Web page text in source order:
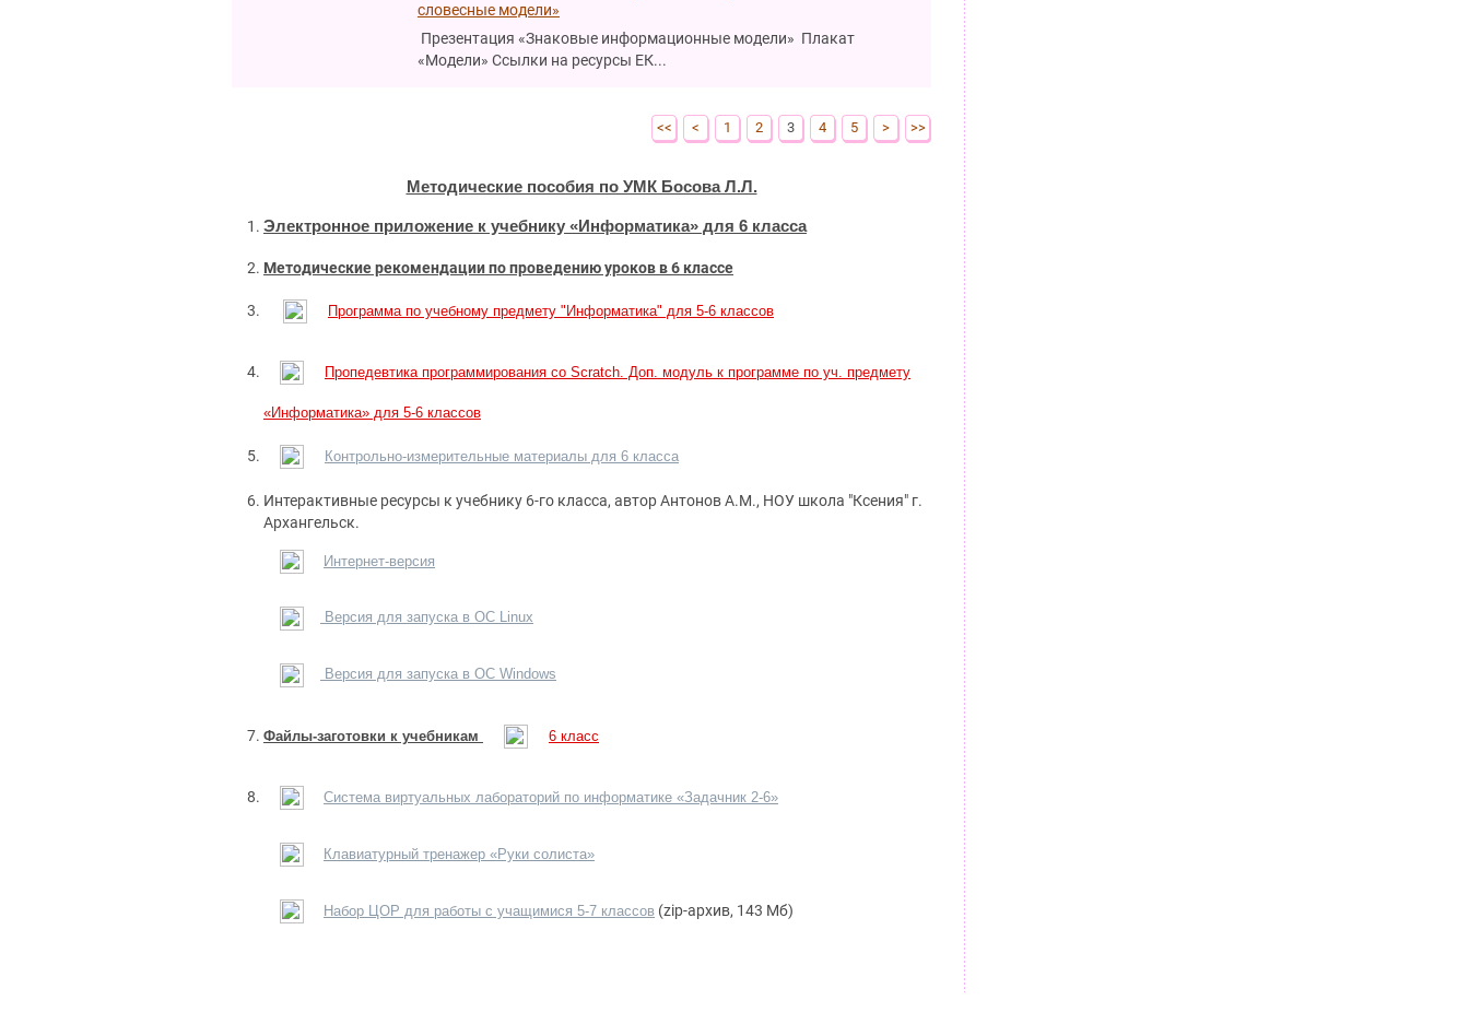
словесные модели»
Презентация «Знаковые информационные модели» Плакат
«Модели» Ссылки на ресурсы ЕК...
<< < 1 2 3 4 5 > >>
Методические пособия по УМК Босова Л.Л.
Электронное приложение к учебнику «Информатика» для 6 класса
Методические рекомендации по проведению уроков в 6 классе
Программа по учебному предмету "Информатика" для 5-6 классов
Пропедевтика программирования со Scratch. Доп. модуль к программе по уч. предмету
«Информатика» для 5-6 классов
Контрольно-измерительные материалы для 6 класса
Интерактивные ресурсы к учебнику 6-го класса, автор Антонов А.М., НОУ школа "Ксения" г.
Архангельск.
Интернет-версия
Версия для запуска в ОС Linux
Версия для запуска в ОС Windows
Файлы-заготовки к учебникам 6 класс
Сиcтема виртуальных лабораторий по информатике «Задачник 2-6»
Клавиатурный тренажер «Руки солиста»
Набор ЦОР для работы с учащимися 5-7 классов (zip-архив, 143 Мб)